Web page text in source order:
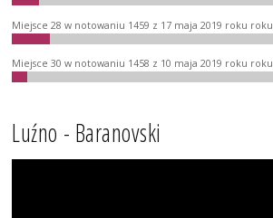
Miejsce 28 w notowaniu 1459 z 17 maja 2019 roku roku
Miejsce 30 w notowaniu 1458 z 10 maja 2019 roku roku
Luźno - Baranovski